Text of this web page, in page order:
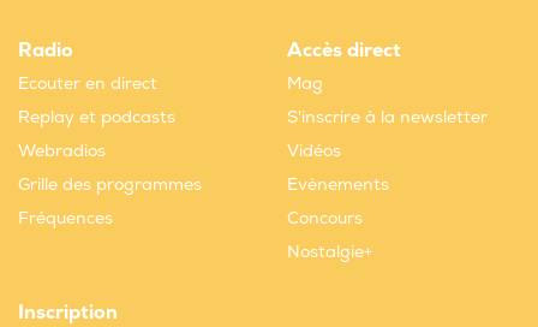
Radio
Ecouter en direct
Replay et podcasts
Webradios
Grille des programmes
Fréquences
Accès direct
Mag
S'inscrire à la newsletter
Vidéos
Evènements
Concours
Nostalgie+
Inscription